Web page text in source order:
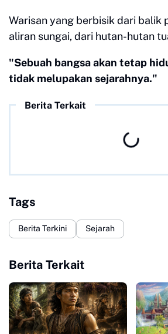
Warisan yang berbisik dari balik
aliran sungai, dari hutan-hutan
"Sebuah bangsa akan tetap
tidak melupakan sejarahnya."
Berita Terkait
Tags
Berita Terkini Sejarah
Berita Terkait